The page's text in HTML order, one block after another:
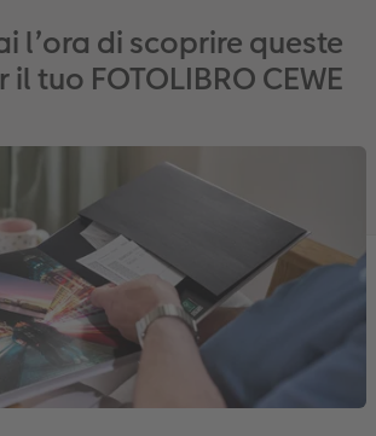
l’ora di scoprire queste
tuo FOTOLIBRO CEWE